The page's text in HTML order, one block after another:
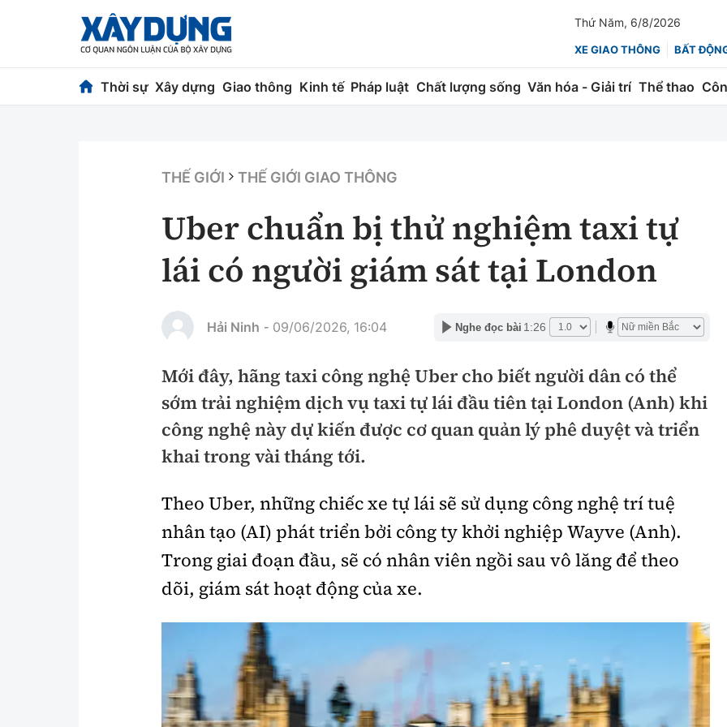
Thứ Năm, 6/8/2026
XE GIAO THÔNG BẤT
Thời sự Xây dựng Giao thông Kinh tế Pháp luật Chất lượng sống Văn hóa - Giải trí Thể thao
Chuyện dọc đường
Chỉ đạo điều hành
Quy hoạch kiến trúc
Vật liệu xây dựng
Giám định chất lượng
Hàng không
Đường sắt
Đường sắt tốc độ cao
Đường thủy
Nhà thầu
Mời thầu - Đấu thầu
Thi viết về Ngành
Chứng khoán
Bảo hiểm
Doanh nghiệp
An ninh hình sự
An toàn giao thông
Giao thông 24h
ATGT địa phương
Lái xe an toàn
Chung tay vì ATGT
Gương sáng giao thông
xem thêm
Chất lượng sống Văn hóa - Giải Trí
Văn hóa
Thể thao
Bóng đá
Công nghệ
Công nghệ mới
THẾ GIỚI THẾ GIỚI GIAO THÔNG
Uber chuẩn bị thử nghiệm taxi tự
lái có người giám sát tại London
Hải Ninh - 09/06/2026, 16:04 Nghe đọc bài 1:26
Mới đây, hãng taxi công nghệ Uber cho biết người dân có thể
sớm trải nghiệm dịch vụ taxi tự lái đầu tiên tại London (Anh) khi
công nghệ này dự kiến được cơ quan quản lý phê duyệt và triển
khai trong vài tháng tới.
Theo Uber, những chiếc xe tự lái sẽ sử dụng công nghệ trí tuệ
nhân tạo (AI) phát triển bởi công ty khởi nghiệp Wayve (Anh).
Trong giai đoạn đầu, sẽ có nhân viên ngồi sau vô lăng để theo
dõi, giám sát hoạt động của xe.